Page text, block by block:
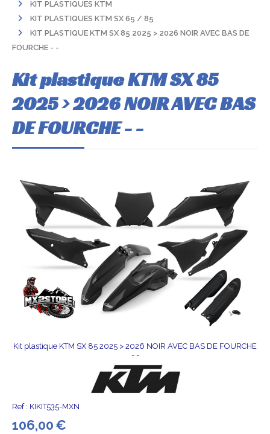
KIT PLASTIQUES KTM
KIT PLASTIQUES KTM SX 65 / 85
KIT PLASTIQUE KTM SX 85 2025 > 2026 NOIR AVEC BAS DE
FOURCHE - -
Kit plastique KTM SX 85
2025 > 2026 NOIR AVEC BAS
DE FOURCHE - -
Kit plastique KTM SX 85 2025 > 2026 NOIR AVEC BAS DE FOURCHE
- -
Ref : KIKIT535-MXN
106,00€